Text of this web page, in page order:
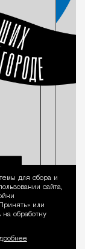
для сбора и
сайта,
или
на обработку